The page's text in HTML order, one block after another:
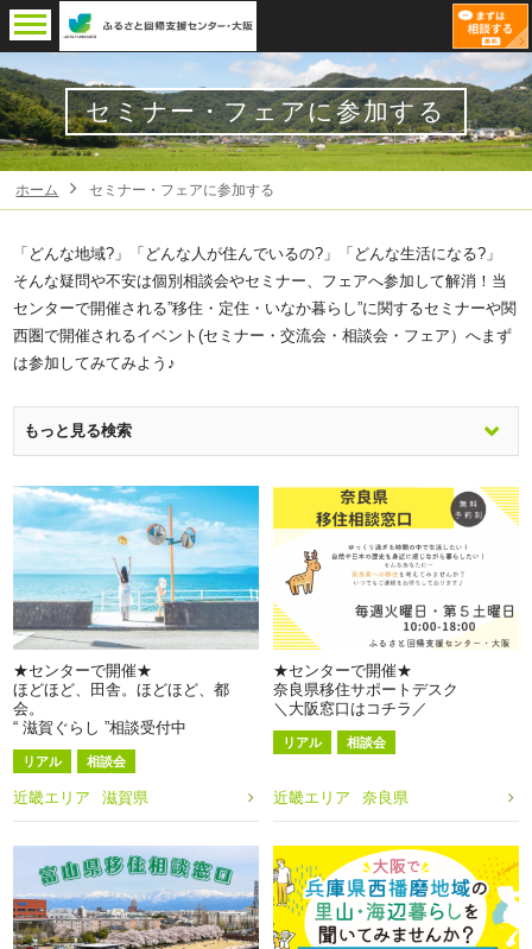
セミナー・フェアに参加する
ホーム セミナー・フェアに参加する
「どんな地域?」「どんな人が住んでいるの?」「どんな生活になる?」
そんな疑問や不安は個別相談会やセミナー、フェアへ参加して解消！当
センターで開催される”移住・定住・いなか暮らし”に関するセミナーや関
西圏で開催されるイベント(セミナー・交流会・相談会・フェア）へまず
は参加してみてみよう♪
検索
★センターで開催★
ほどほど、田舎。ほどほど、都
会。
“ 滋賀ぐらし ”相談受付中
リアル 相談会
近畿エリア 滋賀県
★センターで開催★
奈良県移住サポートデスク
＼大阪窓口はコチラ／
リアル 相談会
近畿エリア 奈良県